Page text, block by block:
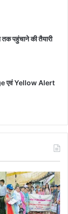
पहुंचाने की तैयारी
एवं Yellow Alert